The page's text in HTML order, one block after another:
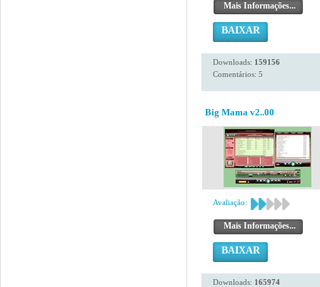
Mais Informações...
BAIXAR
Downloads: 159156
Comentários: 5
Big Mama v2..00
Avaliação:
Mais Informações...
BAIXAR
Downloads: 165974